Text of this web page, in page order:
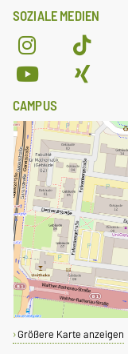
SOZIALE MEDIEN
CAMPUS
Größere Karte anzeigen